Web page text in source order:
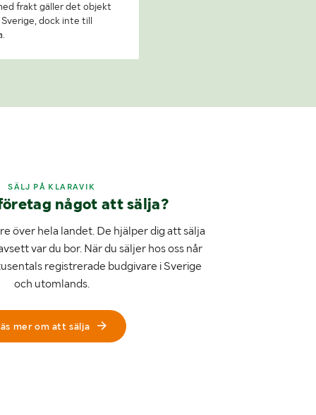
frakt gäller det objekt
dock inte till
SÄLJ PÅ KLARAVIK
något att sälja?
över hela landet. De hjälper dig att sälja
var du bor. När du säljer hos oss når
registrerade budgivare i Sverige
och utomlands.
mer om att sälja